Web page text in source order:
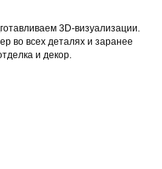
3D-визуализации.
во всех деталях и заранее
и декор.